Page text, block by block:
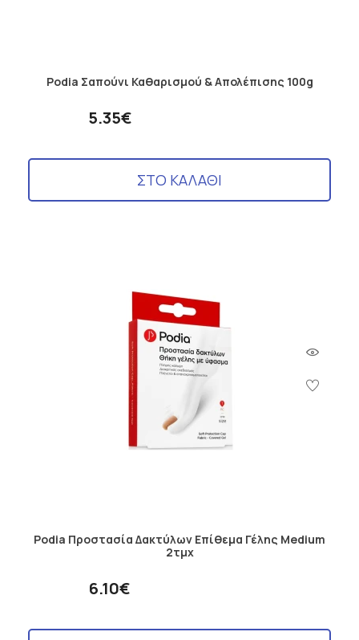
Podia Σαπούνι Καθαρισμού & Απολέπισης 100g
5.35€
ΣΤΟ ΚΑΛΑΘΙ
Podia Προστασία Δακτύλων Επίθεμα Γέλης Medium
2τμχ
6.10€